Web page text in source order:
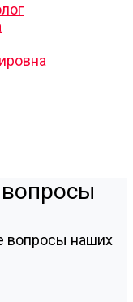
вопросы наших